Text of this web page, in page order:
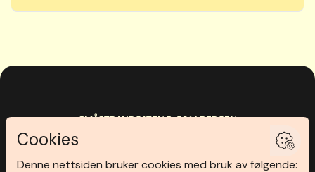
SMÅSTRANDGATEN 3,5014BERGEN